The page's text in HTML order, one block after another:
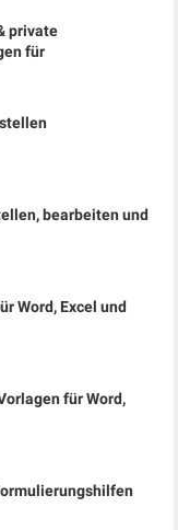
private
für
bearbeiten und
Word, Excel und
für Word,